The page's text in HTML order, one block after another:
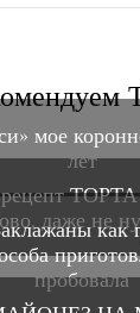
мое
лет
рецепт
даже не
как
пробовала